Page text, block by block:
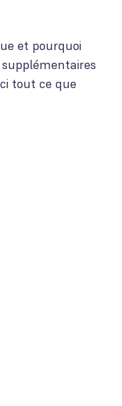
et pourquoi
tout ce que